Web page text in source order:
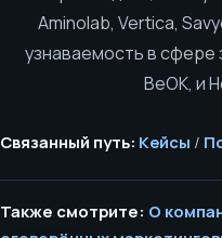
Aminolab, Vertica,
узнаваемость в сфере
BeOK, и
Связанный путь: Кейсы /
Также смотрите: О